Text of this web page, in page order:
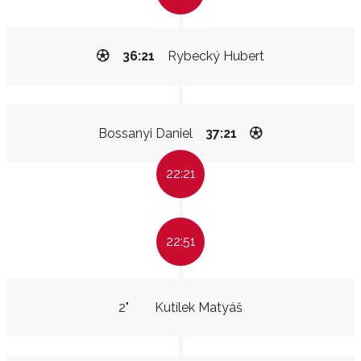
Rybecký Hubert
36:21
Bossanyi Daniel 37:21
22:21
22:51
Kutílek Matyáš
2"